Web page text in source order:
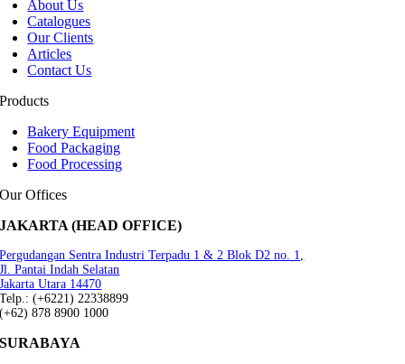
About Us
Catalogues
Our Clients
Articles
Contact Us
Products
Bakery Equipment
Food Packaging
Food Processing
Our Offices
JAKARTA (HEAD OFFICE)
Pergudangan Sentra Industri Terpadu 1 & 2 Blok D2 no. 1,
Jl. Pantai Indah Selatan
Jakarta Utara 14470
Telp.: (+6221) 22338899
(+62) 878 8900 1000
SURABAYA